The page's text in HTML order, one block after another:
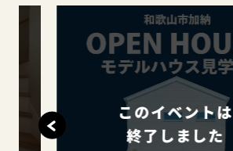
このイベントは
終了しました